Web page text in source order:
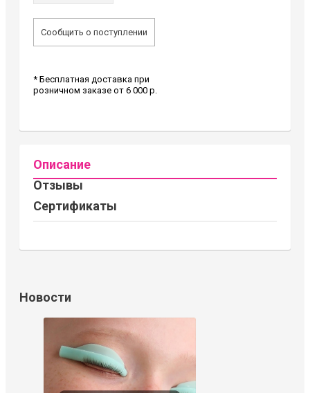
Сообщить о поступлении
* Бесплатная доставка при
розничном заказе от 6 000 р.
Описание
Отзывы
Сертификаты
Новости